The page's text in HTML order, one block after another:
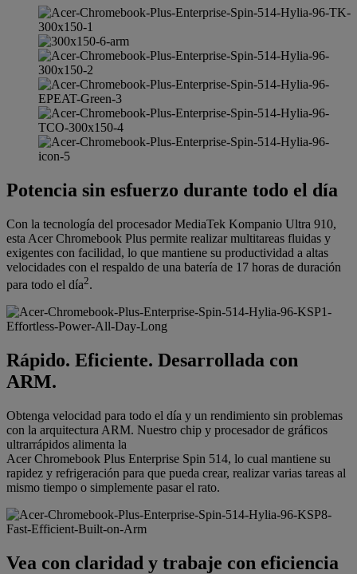
Potencia sin esfuerzo durante todo el día
Con la tecnología del procesador MediaTek Kompanio Ultra 910,
esta Acer Chromebook Plus permite realizar multitareas fluidas y
exigentes con facilidad, lo que mantiene su productividad a altas
velocidades con el respaldo de una batería de 17 horas de duración
para todo el día2.
Rápido. Eficiente. Desarrollada con
ARM.
Obtenga velocidad para todo el día y un rendimiento sin problemas
con la arquitectura ARM. Nuestro chip y procesador de gráficos
ultrarrápidos alimenta la
Acer Chromebook Plus Enterprise Spin 514, lo cual mantiene su
rapidez y refrigeración para que pueda crear, realizar varias tareas al
mismo tiempo o simplemente pasar el rato.
Vea con claridad y trabaje con eficiencia